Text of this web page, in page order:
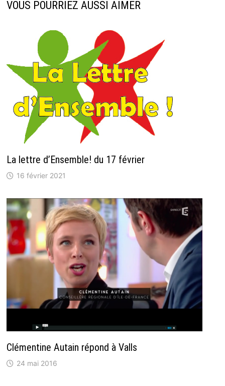
VOUS POURRIEZ AUSSI AIMER
La lettre d’Ensemble! du 17 février
16 février 2021
Clémentine Autain répond à Valls
24 mai 2016